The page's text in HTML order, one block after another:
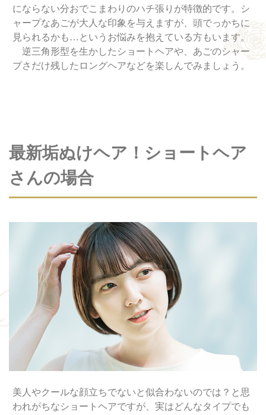
にならない分おでこまわりのハチ張りが特徴的です。シ
ャープなあごが大人な印象を与えますが、頭でっかちに
見られるかも…というお悩みを抱えている方もいます。
逆三角形型を生かしたショートヘアや、あごのシャー
プさだけ残したロングヘアなどを楽しんでみましょう。
最新垢ぬけヘア！ショートヘア
さんの場合
美人やクールな顔立ちでないと似合わないのでは？と思
われがちなショートヘアですが、実はどんなタイプでも